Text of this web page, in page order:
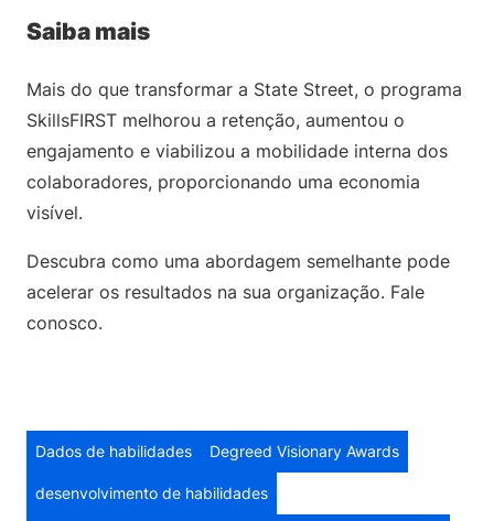
Saiba mais
Mais do que transformar a State Street, o programa
SkillsFIRST melhorou a retenção, aumentou o
engajamento e viabilizou a mobilidade interna dos
colaboradores, proporcionando uma economia
visível.
Descubra como uma abordagem semelhante pode
acelerar os resultados na sua organização. Fale
conosco.
Dados de habilidades Degreed Visionary Awards
desenvolvimento de habilidades